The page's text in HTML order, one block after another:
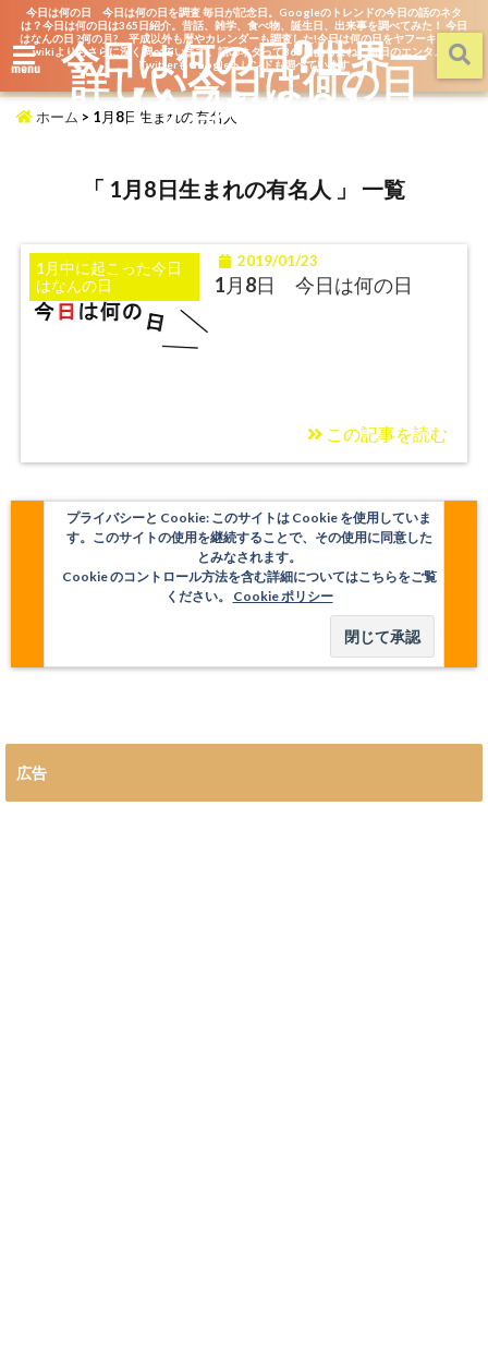
今日は何の日 今日は何の日を調査 毎日が記念日。Googleのトレンドの今日の話のネタ
は？今日は何の日は365日紹介。昔話、雑学、食べ物、誕生日、出来事を調べてみた！ 今日
はなんの日 ?何の月? 平成以外も暦やカレンダーも調査した!今日は何の日をヤフーキッズや
wikiよりもさらに深く調べています。話のネタって365日あるよね。毎日のエンタメを
TwitterもGoogleトレンドも調べています
menu 今日は何の日?世界一
詳しい今日は何の日
【今日なん？】
ホーム > 1月8日生まれの有名人
「 1月8日生まれの有名人 」 一覧
1月中に起こった今日
はなんの日
2019/01/23
1月8日 今日は何の日
この記事を読む
プライバシーと Cookie: このサイトは Cookie を使用していま
す。このサイトの使用を継続することで、その使用に同意した
とみなされます。
Cookie のコントロール方法を含む詳細についてはこちらをご覧
ください。 Cookie ポリシー
広告